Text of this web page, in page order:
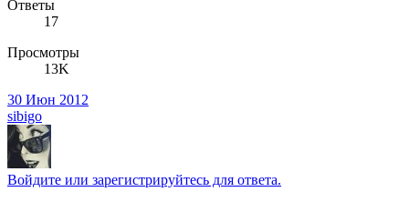
Ответы
17
Просмотры
13K
30 Июн 2012
sibigo
Войдите или зарегистрируйтесь для ответа.